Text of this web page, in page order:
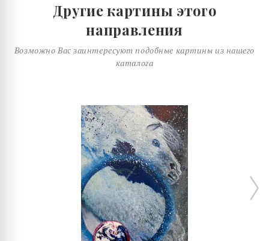
Другие картины этого
направления
Возможно Вас заинтересуют подобные картины из нашего
каталога